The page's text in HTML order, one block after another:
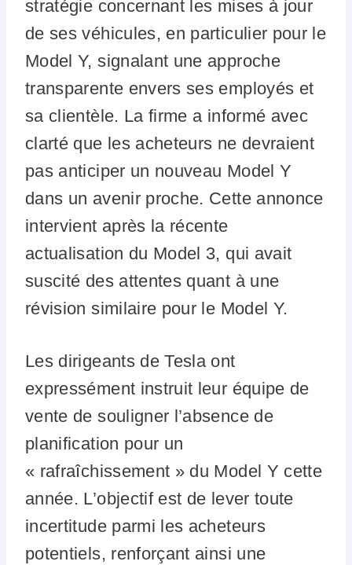
stratégie concernant les mises à jour
de ses véhicules, en particulier pour le
Model Y, signalant une approche
transparente envers ses employés et
sa clientèle. La firme a informé avec
clarté que les acheteurs ne devraient
pas anticiper un nouveau Model Y
dans un avenir proche. Cette annonce
intervient après la récente
actualisation du Model 3, qui avait
suscité des attentes quant à une
révision similaire pour le Model Y.
Les dirigeants de Tesla ont
expressément instruit leur équipe de
vente de souligner l’absence de
planification pour un
« rafraîchissement » du Model Y cette
année. L’objectif est de lever toute
incertitude parmi les acheteurs
potentiels, renforçant ainsi une